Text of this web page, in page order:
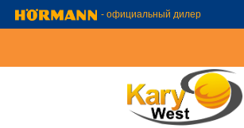
- официальный дилер